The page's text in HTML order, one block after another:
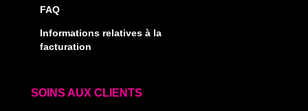
FAQ
Informations relatives à la
facturation
SOINS AUX CLIENTS